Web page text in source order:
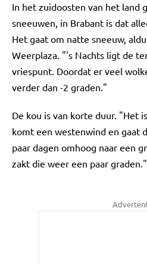
In het zuidoosten van het land
sneeuwen, in Brabant is dat
Het gaat om natte sneeuw,
Weerplaza. "'s Nachts ligt de
vriespunt. Doordat er veel
verder dan -2 graden."
De kou is van korte duur. "Het
komt een westenwind en gaat
paar dagen omhoog naar een
zakt die weer een paar graden."